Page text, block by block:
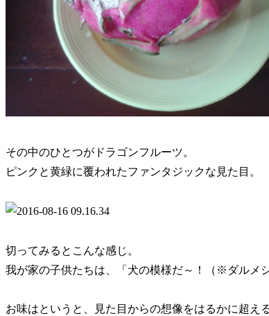
その中のひとつがドラゴンフルーツ。
ピンクと黄緑に覆われたファンタジックな見た目。
切ってみるとこんな感じ。
我が家の子供たちは、「犬の模様だ～！（※ダルメ
お味はというと、見た目からの想像をはるかに超え